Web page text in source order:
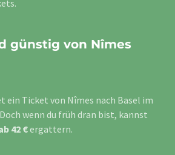
günstig von Nîmes
ein Ticket von Nîmes nach Basel im
wenn du früh dran bist, kannst
42 €ergattern.